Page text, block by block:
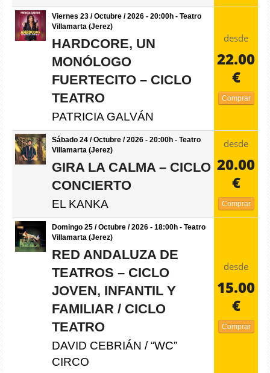
Viernes 23 / Octubre / 2026 - 20:00h - Teatro
Villamarta (Jerez)
HARDCORE, UN
MONÓLOGO
FUERTECITO – CICLO
TEATRO
PATRICIA GALVÁN
desde
22.00
€
Comprar
Sábado 24 / Octubre / 2026 - 20:00h - Teatro
Villamarta (Jerez)
GIRA LA CALMA – CICLO
CONCIERTO
EL KANKA
desde
20.00
€
Comprar
Domingo 25 / Octubre / 2026 - 18:00h - Teatro
Villamarta (Jerez)
RED ANDALUZA DE
TEATROS – CICLO
JOVEN, INFANTIL Y
FAMILIAR / CICLO
TEATRO
DAVID CEBRIÁN / “WC”
CIRCO
desde
15.00
€
Comprar